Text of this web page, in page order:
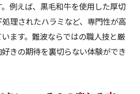
例えば、黒毛和牛を使用した厚切
理されたハラミなど、専門性が高
ます。難波ならではの職人技と厳
きの期待を裏切らない体験ができ